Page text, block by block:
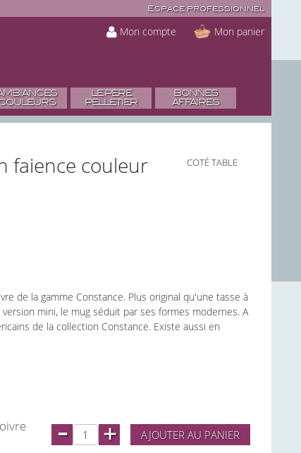
Espace professionnel
Mon compte Mon panier
LE PÈRE
PELLETIER
BONNES
AFFAIRES
faience couleur
COTÉ TABLE
de la gamme Constance. Plus original qu'une tasse à
mini, le mug séduit par ses formes modernes. A
de la collection Constance. Existe aussi en
AJOUTER AU PANIER
- +